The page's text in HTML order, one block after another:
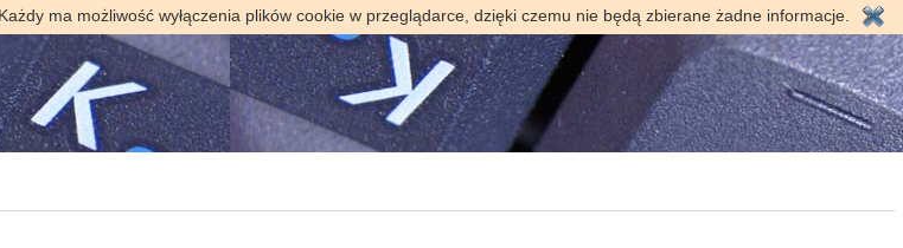
ma możliwość wyłączenia plików cookie w przeglądarce, dzięki czemu nie będą zbierane żadne informacje.